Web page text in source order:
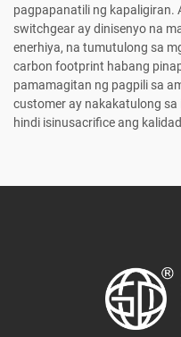
pagpapanatili ng kapaligiran.
switchgear ay dinisenyo na
enerhiya, na tumutulong sa
carbon footprint habang
pamamagitan ng pagpili sa
customer ay nakakatulong
hindi isinusacrifice ang